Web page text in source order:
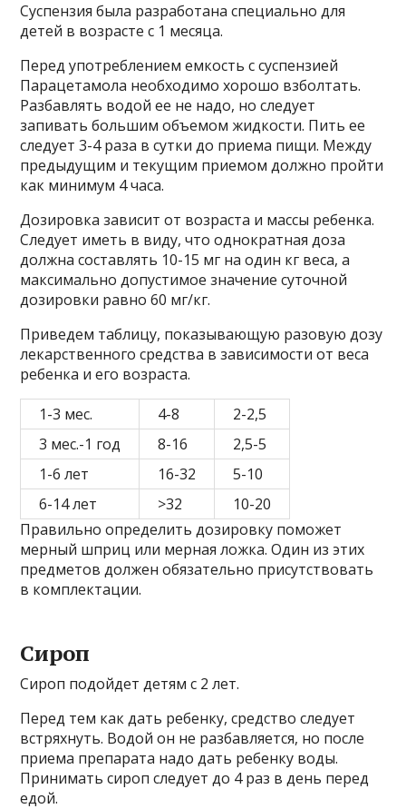
Суспензия была разработана специально для
детей в возрасте с 1 месяца.
Перед употреблением емкость с суспензией
Парацетамола необходимо хорошо взболтать.
Разбавлять водой ее не надо, но следует
запивать большим объемом жидкости. Пить ее
следует 3-4 раза в сутки до приема пищи. Между
предыдущим и текущим приемом должно пройти
как минимум 4 часа.
Дозировка зависит от возраста и массы ребенка.
Следует иметь в виду, что однократная доза
должна составлять 10-15 мг на один кг веса, а
максимально допустимое значение суточной
дозировки равно 60 мг/кг.
Приведем таблицу, показывающую разовую дозу
лекарственного средства в зависимости от веса
ребенка и его возраста.
1-3 мес.
4-8
2-2,5
3 мес.-1 год
8-16
2,5-5
1-6 лет
16-32
5-10
6-14 лет
>32
10-20
Правильно определить дозировку поможет
мерный шприц или мерная ложка. Один из этих
предметов должен обязательно присутствовать
в комплектации.
Сироп
Сироп подойдет детям с 2 лет.
Перед тем как дать ребенку, средство следует
встряхнуть. Водой он не разбавляется, но после
приема препарата надо дать ребенку воды.
Принимать сироп следует до 4 раз в день перед
едой.